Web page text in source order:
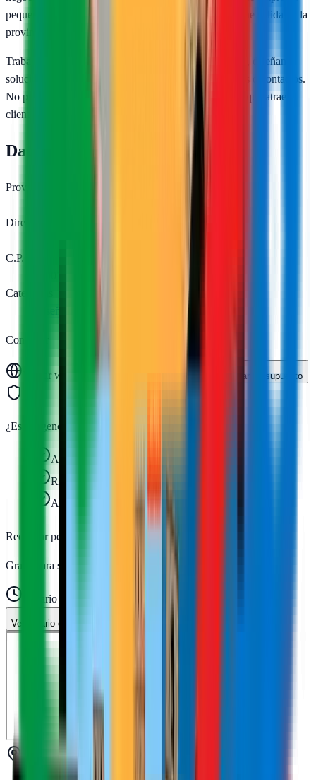
pequeñas hasta medianas que necesitan presencia online sólida en la
provincia de Extremadura.
Trabajan con un enfoque directo: entienden el negocio, diseñan
soluciones adaptadas y miden el impacto real en ventas o contactos.
No prometen milagros, sino un
sitio web optimizado
que atrae al
cliente correcto.
Datos de contacto y ubicación
Provincia
Dirección
C.P.
Categorías
Servicio de marketing online
Contactar
Visitar web Solicitar presupuesto
¿Es tu agencia?
Actualiza datos, fotos y servicios
Recibe solicitudes de presupuesto
Aparece como agencia verificada
Reclamar perfil gratis
Gratis para siempre · Sin tarjeta
Horario
Ver horario completo